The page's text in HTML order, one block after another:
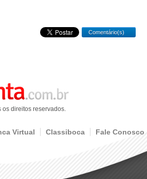
Comentário(s)
os direitos reservados.
Virtual Classiboca Fale Conosco